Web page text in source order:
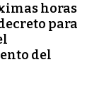
horas
para
del